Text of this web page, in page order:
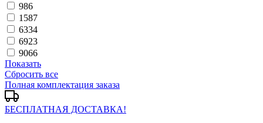
986
1587
6334
6923
9066
Показать
Сбросить все
Полная комплектация заказа
БЕСПЛАТНАЯ ДОСТАВКА!